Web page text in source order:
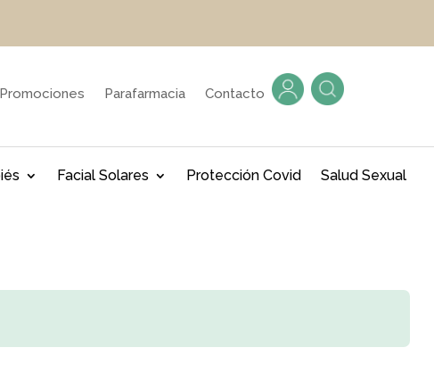
Promociones Parafarmacia Contacto
Facial Solares Protección Covid
Salud Sexual